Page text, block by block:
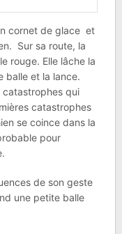
cornet de glace et
Sur sa route, la
rouge. Elle lâche la
balle et la lance.
catastrophes qui
catastrophes
se coince dans la
pour
de son geste
une petite balle